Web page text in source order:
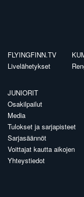
FLYINGFINN.TV
Livelähetykset
JUNIORIT
Osakilpailut
Media
Tulokset ja sarjapisteet
Sarjasäännöt
Voittajat kautta aikojen
Yhteystiedot